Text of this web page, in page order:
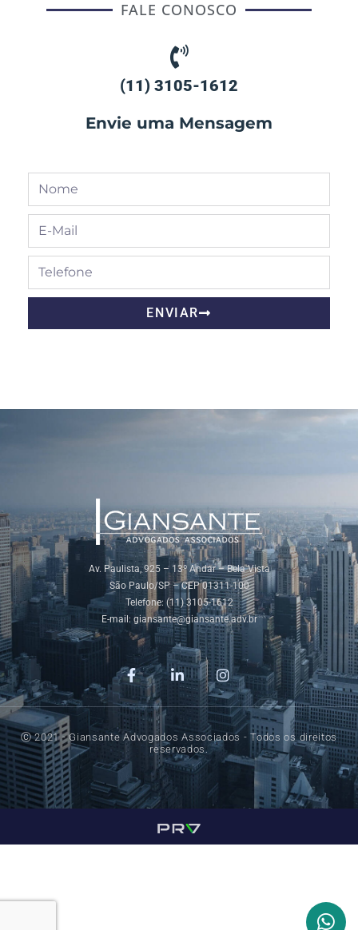
FALE CONOSCO
(11) 3105-1612
Envie uma Mensagem
ENVIAR
Av. Paulista, 925 – 13º Andar – Bela Vista
São Paulo/SP – CEP 01311-100
Telefone: (11) 3105-1612
E-mail: giansante@giansante.adv.br
Ⓒ 2021 - Giansante Advogados Associados - Todos os direitos
reservados.